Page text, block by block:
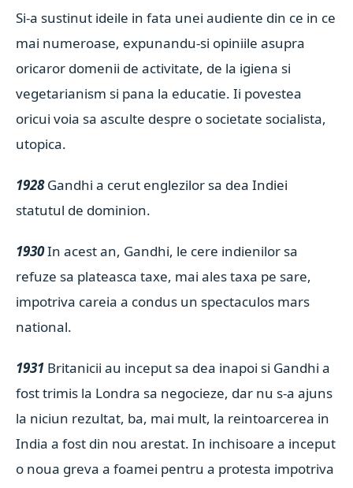
Si-a sustinut ideile in fata unei audiente din ce in ce
mai numeroase, expunandu-si opiniile asupra
oricaror domenii de activitate, de la igiena si
vegetarianism si pana la educatie. Ii povestea
oricui voia sa asculte despre o societate socialista,
utopica.
1928Gandhi a cerut englezilor sa dea Indiei
statutul de dominion.
1930In acest an, Gandhi, le cere indienilor sa
refuze sa plateasca taxe, mai ales taxa pe sare,
impotriva careia a condus un spectaculos mars
national.
1931 Britanicii au inceput sa dea inapoi si Gandhi a
fost trimis la Londra sa negocieze, dar nu s-a ajuns
la niciun rezultat, ba, mai mult, la reintoarcerea in
India a fost din nou arestat. In inchisoare a inceput
o noua greva a foamei pentru a protesta impotriva